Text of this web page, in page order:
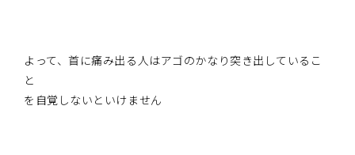
よって、首に痛み出る人はアゴのかなり突き出しているこ
と
を自覚しないといけません